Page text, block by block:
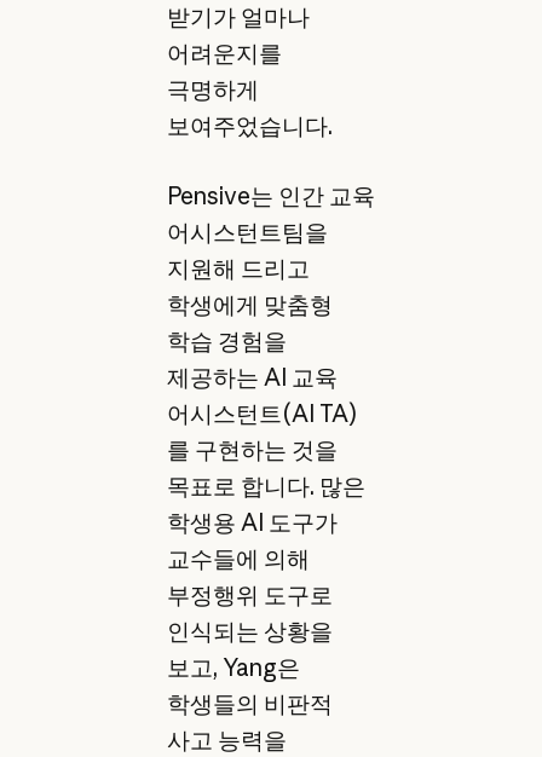
받기가 얼마나
어려운지를
극명하게
보여주었습니다.
Pensive는 인간 교육
어시스턴트팀을
지원해 드리고
학생에게 맞춤형
학습 경험을
제공하는 AI 교육
어시스턴트(AI TA)
를 구현하는 것을
목표로 합니다. 많은
학생용 AI 도구가
교수들에 의해
부정행위 도구로
인식되는 상황을
보고, Yang은
학생들의 비판적
사고 능력을